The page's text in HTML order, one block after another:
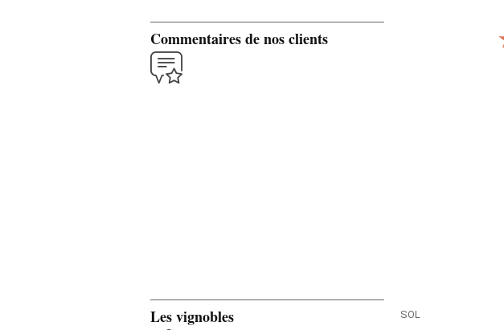
Commentaires de nos clients
Les vignobles SOL